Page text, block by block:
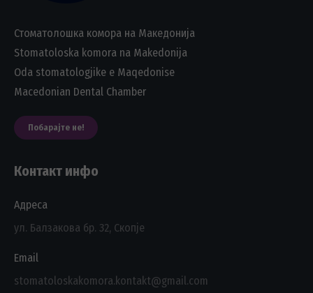
Стоматолошка комора на Македонија
Stomatoloska komora na Makedonija
Oda stomatologjike e Maqedonise
Macedonian Dental Chamber
Побарајте не!
Контакт инфо
Адреса
ул. Балзакова бр. 32, Скопје
Email
stomatoloskakomora.kontakt@gmail.com